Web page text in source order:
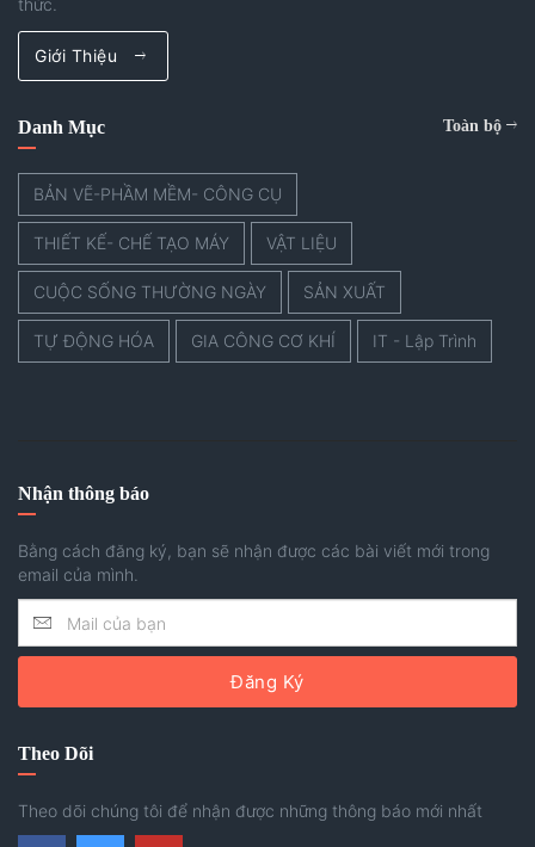
thức.
Giới Thiệu
Danh Mục Toàn bộ
BẢN VẼ-PHẦM MỀM- CÔNG CỤ
THIẾT KẾ- CHẾ TẠO MÁY VẬT LIỆU
CUỘC SỐNG THƯỜNG NGÀY SẢN XUẤT
TỰ ĐỘNG HÓA GIA CÔNG CƠ KHÍ IT - Lập Trình
Nhận thông báo
Bằng cách đăng ký, bạn sẽ nhận được các bài viết mới trong
email của mình.
Đăng Ký
Theo Dõi
Theo dõi chúng tôi để nhận được những thông báo mới nhất